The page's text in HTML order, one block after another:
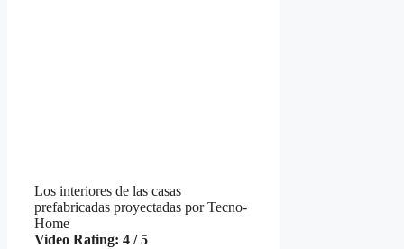
Los interiores de las casas
prefabricadas proyectadas por Tecno-
Home
Video Rating: 4 / 5